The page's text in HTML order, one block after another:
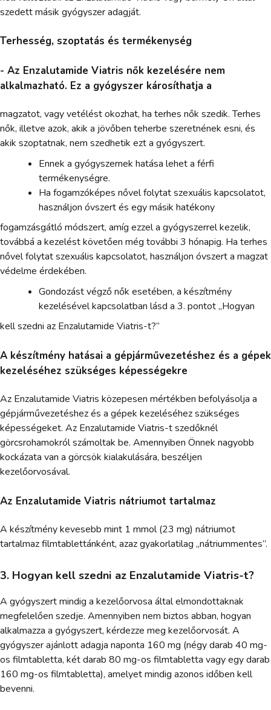
szedett másik gyógyszer adagját.
Terhesség, szoptatás és termékenység
- Az Enzalutamide Viatris nők kezelésére nem
alkalmazható. Ez a gyógyszer károsíthatja a
magzatot, vagy vetélést okozhat, ha terhes nők szedik. Terhes
nők, illetve azok, akik a jövőben teherbe szeretnének esni, és
akik szoptatnak, nem szedhetik ezt a gyógyszert.
Ennek a gyógyszernek hatása lehet a férfi
termékenységre.
Ha fogamzóképes nővel folytat szexuális kapcsolatot,
használjon óvszert és egy másik hatékony
fogamzásgátló módszert, amíg ezzel a gyógyszerrel kezelik,
továbbá a kezelést követően még további 3 hónapig. Ha terhes
nővel folytat szexuális kapcsolatot, használjon óvszert a magzat
védelme érdekében.
Gondozást végző nők esetében, a készítmény
kezelésével kapcsolatban lásd a 3. pontot „Hogyan
kell szedni az Enzalutamide Viatris-t?”
A készítmény hatásai a gépjárművezetéshez és a gépek
kezeléséhez szükséges képességekre
Az Enzalutamide Viatris közepesen mértékben befolyásolja a
gépjárművezetéshez és a gépek kezeléséhez szükséges
képességeket. Az Enzalutamide Viatris-t szedőknél
görcsrohamokról számoltak be. Amennyiben Önnek nagyobb
kockázata van a görcsök kialakulására, beszéljen
kezelőorvosával.
Az Enzalutamide Viatris nátriumot tartalmaz
A készítmény kevesebb mint 1 mmol (23 mg) nátriumot
tartalmaz filmtablettánként, azaz gyakorlatilag „nátriummentes”.
3. Hogyan kell szedni az Enzalutamide Viatris-t?
A gyógyszert mindig a kezelőorvosa által elmondottaknak
megfelelően szedje. Amennyiben nem biztos abban, hogyan
alkalmazza a gyógyszert, kérdezze meg kezelőorvosát. A
gyógyszer ajánlott adagja naponta 160 mg (négy darab 40 mg-
os filmtabletta, két darab 80 mg-os filmtabletta vagy egy darab
160 mg-os filmtabletta), amelyet mindig azonos időben kell
bevenni.